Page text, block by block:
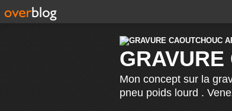
Mon concept sur la
pneu poids lourd .